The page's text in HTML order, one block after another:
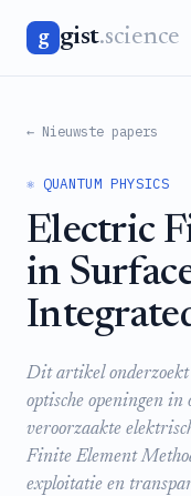
g gist.science
← Nieuwste papers
⚛️ QUANTUM PHYSICS
Electric
in
Dit artikel onderzoekt
optische openingen
veroorzaakte
Finite Element
exploitatie en